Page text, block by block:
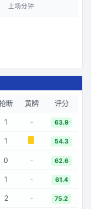
上场分钟
断 黄牌 评分
1 - 63.9
1 54.3
0 - 62.6
1 - 61.4
2 - 75.2